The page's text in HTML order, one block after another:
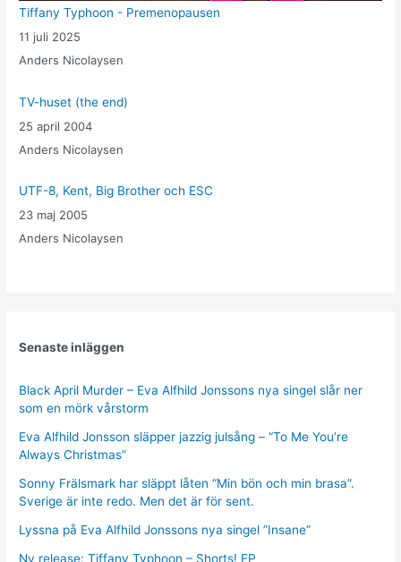
Tiffany Typhoon - Premenopausen
11 juli 2025
Anders Nicolaysen
TV-huset (the end)
25 april 2004
Anders Nicolaysen
UTF-8, Kent, Big Brother och ESC
23 maj 2005
Anders Nicolaysen
Senaste inläggen
Black April Murder – Eva Alfhild Jonssons nya singel slår ner
som en mörk vårstorm
Eva Alfhild Jonsson släpper jazzig julsång – “To Me You’re
Always Christmas”
Sonny Frälsmark har släppt låten “Min bön och min brasa”.
Sverige är inte redo. Men det är för sent.
Lyssna på Eva Alfhild Jonssons nya singel ”Insane”
Ny release: Tiffany Typhoon – Shorts! EP